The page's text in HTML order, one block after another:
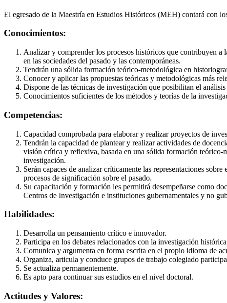
El egresado de la Maestría en Estudios Históricos (MEH) contará con
Conocimientos:
Analizar y comprender los procesos históricos que contribuyen
en las sociedades del pasado y las contemporáneas.
Tendrán una sólida formación teórico-metodológica en
Conocer y aplicar las propuestas teóricas y metodológicas más
Dispone de las técnicas de investigación que posibilitan el
Conocimientos suficientes de los métodos y teorías de la
Competencias:
Capacidad comprobada para elaborar y realizar proyectos de
Tendrán la capacidad de plantear y realizar actividades de
visión crítica y reflexiva, basada en una sólida formación teórico-
investigación.
Serán capaces de analizar críticamente las representaciones
procesos de significación sobre el pasado.
Su capacitación y formación les permitirá desempeñarse como
Centros de Investigación e instituciones gubernamentales y no
Habilidades:
Desarrolla un pensamiento crítico e innovador.
Participa en los debates relacionados con la investigación
Comunica y argumenta en forma escrita en el propio idioma de
Organiza, articula y conduce grupos de trabajo colegiado
Se actualiza permanentemente.
Es apto para continuar sus estudios en el nivel doctoral.
Actitudes y Valores: